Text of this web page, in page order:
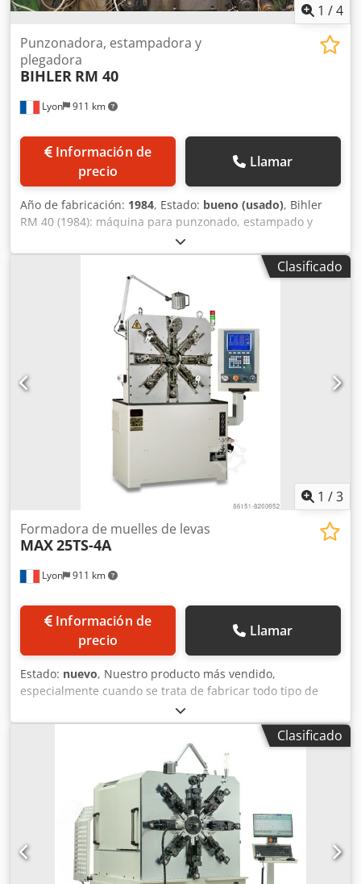
1 /4
Lyon 911 km
Punzonadora, estampadora y
plegadora
BIHLER RM 40
Información de
precio
Llamar
Año de fabricación: 1984, Estado: bueno (usado), Bihler
RM 40 (1984): máquina para punzonado, estampado y
doblado con múltiples correderas. Dwjdoh T Ulyspfx Aivja
La máquina se muestra con 5 correderas, pero también se
puede equipar con una sexta. Hay disponibles varios
dispositivos de alimentación para tiras o alambre.
Máquina con prensa de 8 toneladas y 5 o 6 correderas, con
sujeción hidráulica para alambre o tiras. Si se equipa con
un sistema de alimentación adicional en la parte trasera
de la máquina, que alimenta a través del orificio central,
se convierte en una sola máquina.
Clasificado
1 /3
Lyon 911 km
Formadora de muelles de levas
MAX25TS-4A
Información de
precio
Llamar
Estado: nuevo, Nuestro producto más vendido,
especialmente cuando se trata de fabricar todo tipo de
muelles, incluidos muelles de torsión, de doble torsión, de
extensión y muelles con formas especiales. Es económico,
pero ofrece una excelente relación calidad-precio en
términos de rendimiento de la producción, precisión y
versatilidad. Djdpoi Ik D Ejfx Aivjwa
Clasificado